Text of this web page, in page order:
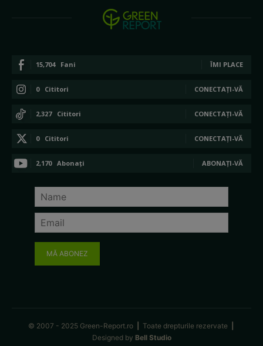
15,704 Fani ÎMI PLACE
0 Cititori CONECTAȚI-VĂ
2,327 Cititori CONECTAȚI-VĂ
0 Cititori CONECTAȚI-VĂ
2,170 Abonați ABONAȚI-VĂ
MĂ ABONEZ
© 2007 - 2025 Green-Report.ro Toate drepturile rezervate
Designed by Bell Studio